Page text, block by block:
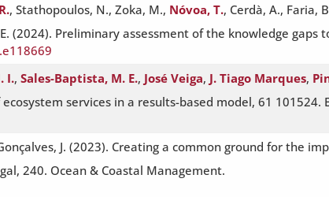
, Stathopoulos, N., Zoka, M., Nóvoa, T., Cerdà, A., Faria,
(2024). Preliminary assessment of the knowledge gaps
I., Sales-Baptista, M. E., José Veiga, J. Tiago Marques,
services in a results-based model, 61 101524.
J. (2023). Creating a common ground for the
240. Ocean & Coastal Management.